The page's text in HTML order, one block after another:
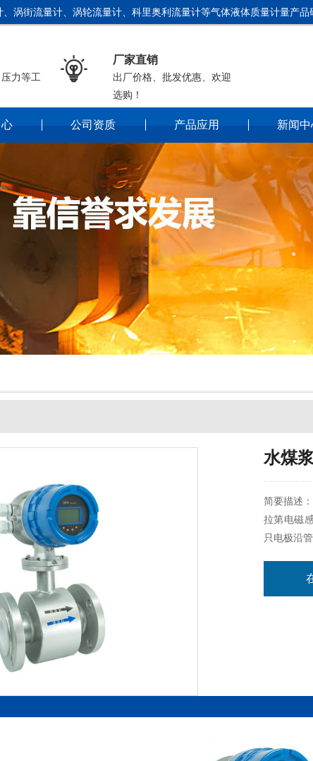
涡街流量计、涡轮流量计、科里奥利流量计等气体液体质量计量产
力等工
 厂家直销
出厂价格、批发优惠、欢迎
选购！
公司资质 产品应用 新闻
水煤
简要描述
拉第电磁
只电极沿